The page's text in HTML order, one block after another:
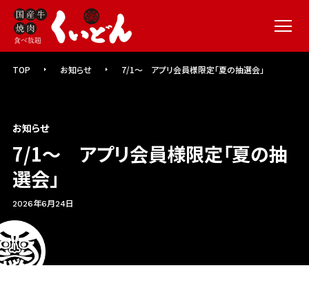
TOP お知らせ 7/1～ アプリ会員様限定「夏の抽選会」
お知らせ
7/1～ アプリ会員様限定「夏の抽
選会」
2026年6月24日